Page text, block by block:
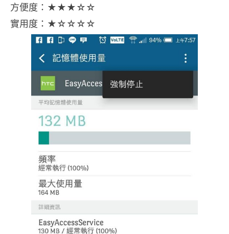
方便度：★★★☆☆
實用度：★☆☆☆☆